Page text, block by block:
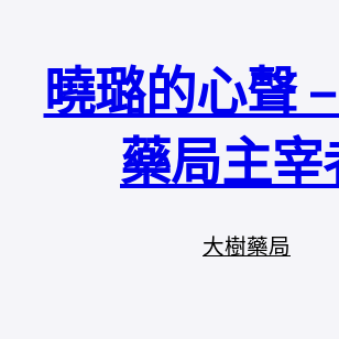
曉璐的心聲
藥局主宰
大樹藥局